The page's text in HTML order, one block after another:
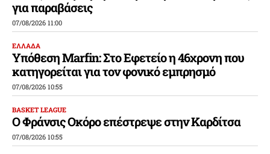
για παραβάσεις
07/08/2026 11:00
ΕΛΛΑΔΑ
Υπόθεση Marfin: Στο Εφετείο η 46χρονη που
κατηγορείται για τον φονικό εμπρησμό
07/08/2026 10:55
BASKET LEAGUE
Ο Φράνσις Οκόρο επέστρεψε στην Καρδίτσα
07/08/2026 10:55